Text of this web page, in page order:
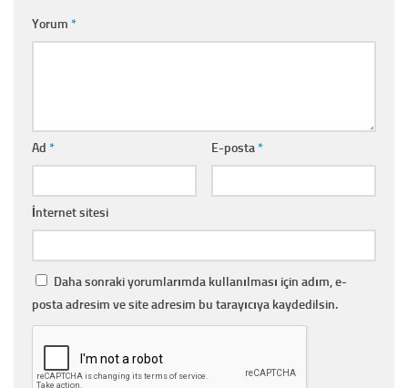
Yorum *
Ad * E-posta*
İnternet sitesi
Daha sonraki yorumlarımda kullanılması için adım, e-
posta adresim ve site adresim bu tarayıcıya kaydedilsin.